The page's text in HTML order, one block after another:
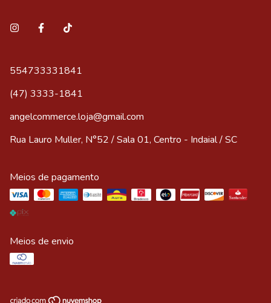
554733331841
(47) 3333-1841
angelcommerce.loja@gmail.com
Rua Lauro Muller, N°52 / Sala 01, Centro - Indaial / SC
Meios de pagamento
Meios de envio